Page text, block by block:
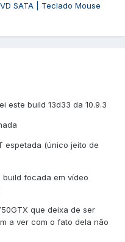
SATA | Teclado Mouse
este build 13d33 da 10.9.3
espetada (único jeito de
focada em vídeo
que deixa de ser
a ver com o fato dela não